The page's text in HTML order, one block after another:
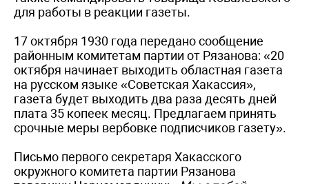
для работы в реакции газеты.
17 октября 1930 года передано сообщение
районным комитетам партии от Рязанова: «20
октября начинает выходить областная газета
на русском языке «Советская Хакассия»,
газета будет выходить два раза десять дней
плата 35 копеек месяц. Предлагаем принять
срочные меры вербовке подписчиков газету».
Письмо первого секретаря Хакасского
окружного комитета партии Рязанова